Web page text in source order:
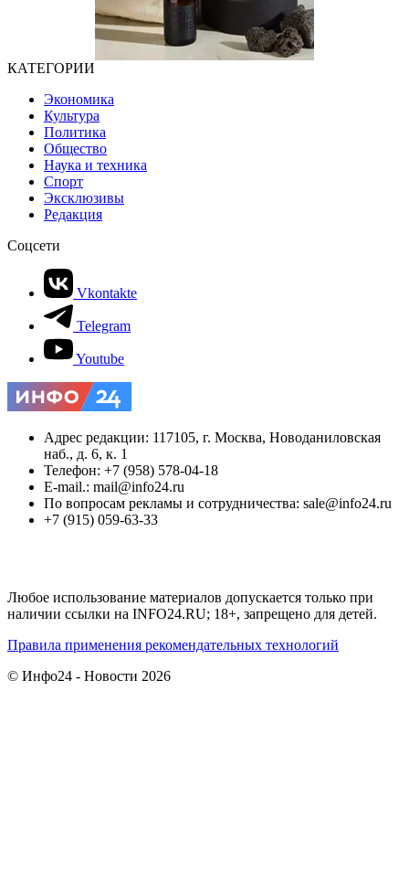
КАТЕГОРИИ
Экономика
Культура
Политика
Общество
Наука и техника
Спорт
Эксклюзивы
Редакция
Соцсети
Vkontakte
Telegram
Youtube
Адрес редакции: 117105, г. Москва, Новоданиловская
наб., д. 6, к. 1
Телефон: +7 (958) 578-04-18
E-mail.: mail@info24.ru
По вопросам рекламы и сотрудничества: sale@info24.ru
+7 (915) 059-63-33
Любое использование материалов допускается только при
наличии ссылки на INFO24.RU; 18+, запрещено для детей.
Правила применения рекомендательных технологий
© Инфо24 - Новости 2026